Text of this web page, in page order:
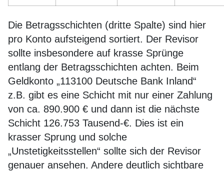
Die Betragsschichten (dritte Spalte) sind hier
pro Konto aufsteigend sortiert. Der Revisor
sollte insbesondere auf krasse Sprünge
entlang der Betragsschichten achten. Beim
Geldkonto „113100 Deutsche Bank Inland“
z.B. gibt es eine Schicht mit nur einer Zahlung
von ca. 890.900 € und dann ist die nächste
Schicht 126.753 Tausend-€. Dies ist ein
krasser Sprung und solche
„Unstetigkeitsstellen“ sollte sich der Revisor
genauer ansehen. Andere deutlich sichtbare